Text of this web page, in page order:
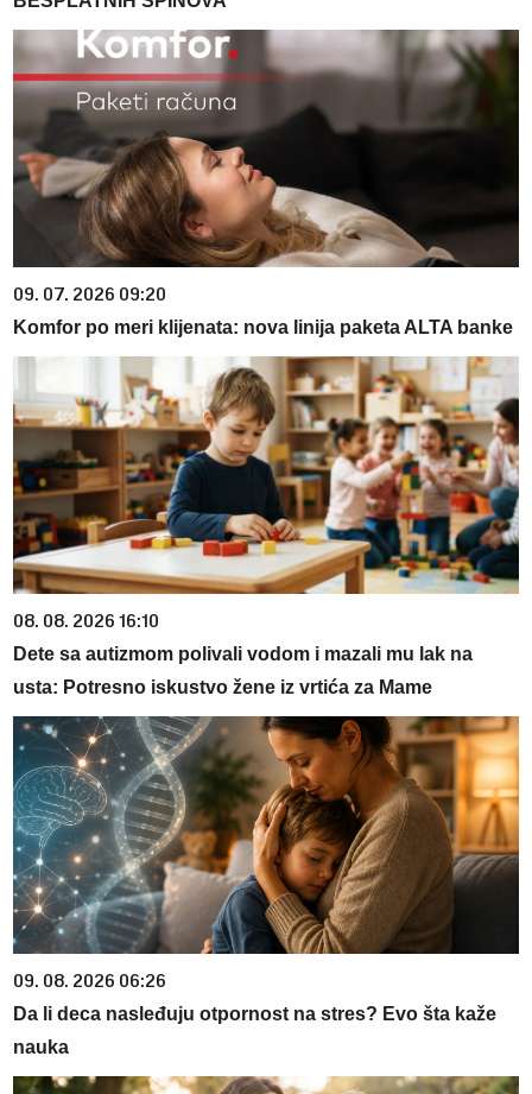
09. 07. 2026 09:20
Komfor po meri klijenata: nova linija paketa ALTA banke
08. 08. 2026 16:10
Dete sa autizmom polivali vodom i mazali mu lak na
usta: Potresno iskustvo žene iz vrtića za Mame
09. 08. 2026 06:26
Da li deca nasleđuju otpornost na stres? Evo šta kaže
nauka